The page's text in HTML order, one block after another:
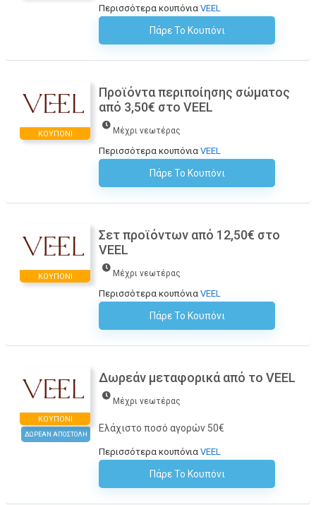
Περισσότερα κουπόνια VEEL
Πάρε Το Κουπόνι
ΚΟΥΠΌΝΙ
Προϊόντα περιποίησης σώματος
από 3,50€ στο VEEL
Μέχρι νεωτέρας
Περισσότερα κουπόνια VEEL
Πάρε Το Κουπόνι
ΚΟΥΠΌΝΙ
Σετ προϊόντων από 12,50€ στο
VEEL
Μέχρι νεωτέρας
Περισσότερα κουπόνια VEEL
Πάρε Το Κουπόνι
ΚΟΥΠΌΝΙ
ΔΩΡΕΑΝ ΑΠΟΣΤΟΛΗ
Δωρεάν μεταφορικά από το VEEL
Μέχρι νεωτέρας
Ελάχιστο ποσό αγορών 50€
Περισσότερα κουπόνια VEEL
Πάρε Το Κουπόνι